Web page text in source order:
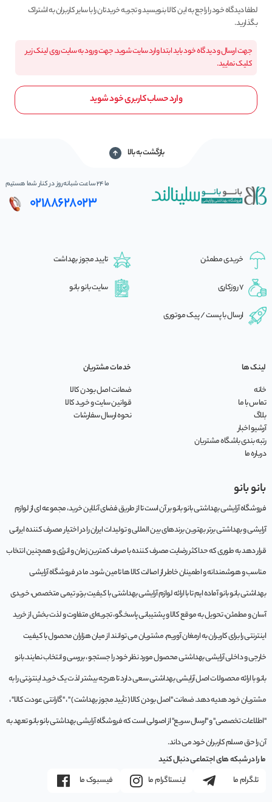
لطفا دیدگاه خود را راجع به این کالا بنویسید و تجربه خریدتان را با سایر کاربران به اشتراک
بگذارید.
جهت ارسال و دیدگاه خود باید ابتدا وارد سایت شوید. جهت ورود به سایت روی لینک زیر
کلیک نمایید.
وارد حساب کاربری خود شوید
بازگشت به بالا
ما 24 ساعت شبانه‌روز در کنار شما هستیم
02188628023
خریدی مطمئن تایید مجوز بهداشت
7 روزکاری سایت بانو بانو
ارسال با پست / پیک موتوری
لینک ها
خانه
تماس با ما
بلاگ
آرشیو اخبار
رتبه بندی باشگاه مشتریان
درباره ما
خدمات مشتریان
ضمانت اصل بودن کالا
قوانین سایت و خرید کالا
نحوه ارسال سفارشات
بانو بانو
فروشگاه آرایشی بهداشتی بانو بانو بر آن است تا از طریق فضای آنلاین خرید، مجموعه‌ ای از لوازم
آرایشی و بهداشتی برتر بهترین برندهای بین المللی و تولیدات ایران را در اختیار مصرف کننده ایرانی
قرار دهد به طوری که حداکثر رضایت مصرف کننده با صرف کمترین زمان و انرژی و همچنین انتخاب
مناسب و هوشمندانه و اطمینان خاطر از اصالت کالا ها تامین شود. ما در فروشگاه آرایشی
بهداشتی بانو بانو آماده ایم تا با ارائه لوازم آرایشی بهداشتی با کیفیت برتر، تیمی متخصص، خریدی
آسان و مطمئن، تحویل به موقع کالا و پشتیبانی پاسخگو، تجربه‌ای متفاوت و لذت بخش از خرید
اینترنتی را برای کاربران به ارمغان آوریم. مشتريان می توانند از ميان هزاران محصول با کيفيت
خارجی و داخلی آرایشی بهداشتی محصول مورد نظر خود را جستجو ، بررسی و انتخاب نمايند.بانو
بانو با ارائه محصولات اصل آرایشی بهداشتی سعی دارد تا هرچه بیشتر لذت یک خرید اینترنتی را به
مشتریان خود هدیه دهد. ضمانت "اصل بودن کالا ( تأیید مجوز بهداشت ) " ، "گارانتی عودت کالا" ،
"اطلاعات تخصصی" و "ارسال سریع" از اصولی است که فروشگاه آرایشی بهداشتی بانو بانو تعهد به
آن را حق مسلم کاربران خود می داند.
ما را در شبکه های اجتماعی دنبال کنید
تلگرام ما
اینستاگرام ما فیسبوک ما